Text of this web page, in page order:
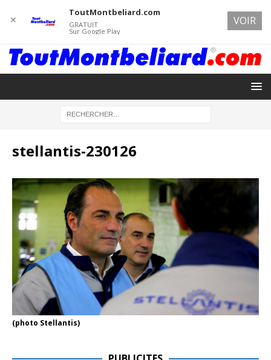
stellantis-230126
(photo Stellantis)
✕
ToutMontbeliard.com
GRATUIT
Sur Google Play
VOIR